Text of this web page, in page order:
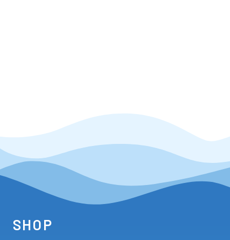
SHOP